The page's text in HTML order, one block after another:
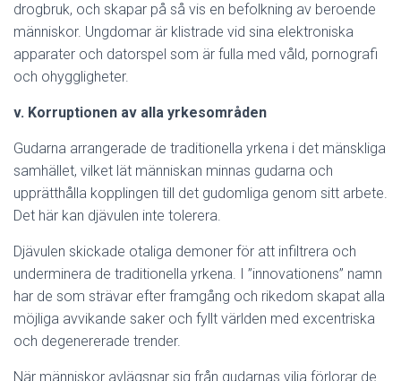
drogbruk, och skapar på så vis en befolkning av beroende
människor. Ungdomar är klistrade vid sina elektroniska
apparater och datorspel som är fulla med våld, pornografi
och ohyggligheter.
v. Korruptionen av alla yrkesområden
Gudarna arrangerade de traditionella yrkena i det mänskliga
samhället, vilket lät människan minnas gudarna och
upprätthålla kopplingen till det gudomliga genom sitt arbete.
Det här kan djävulen inte tolerera.
Djävulen skickade otaliga demoner för att infiltrera och
underminera de traditionella yrkena. I ”innovationens” namn
har de som strävar efter framgång och rikedom skapat alla
möjliga avvikande saker och fyllt världen med excentriska
och degenererade trender.
När människor avlägsnar sig från gudarnas vilja förlorar de